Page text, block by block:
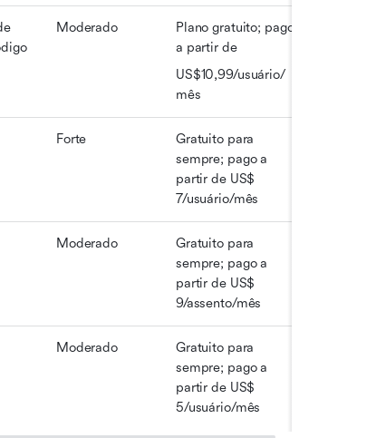
Moderado
Plano gratuito; pago
a partir de
US$10,99/usuário/
mês
Forte
Gratuito para
sempre; pago a
partir de US$
7/usuário/mês
Moderado
Gratuito para
sempre; pago a
partir de US$
9/assento/mês
Moderado
Gratuito para
sempre; pago a
partir de US$
5/usuário/mês